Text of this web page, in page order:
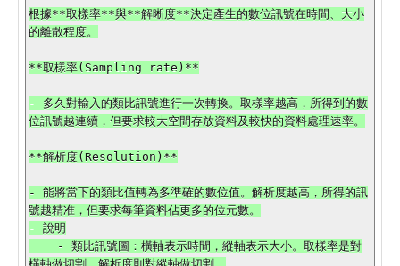
根據**取樣率**與**解晰度**決定產生的數位訊號在時間、大小
的離散程度。
**取樣率(Sampling rate)**
- 多久對輸入的類比訊號進行一次轉換。取樣率越高，所得到的數
位訊號越連續，但要求較大空間存放資料及較快的資料處理速率。
**解析度(Resolution)**
- 能將當下的類比值轉為多準確的數位值。解析度越高，所得的訊
號越精准，但要求每筆資料佔更多的位元數。
- 說明